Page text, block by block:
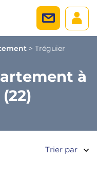
> Tréguier
à
Trier par